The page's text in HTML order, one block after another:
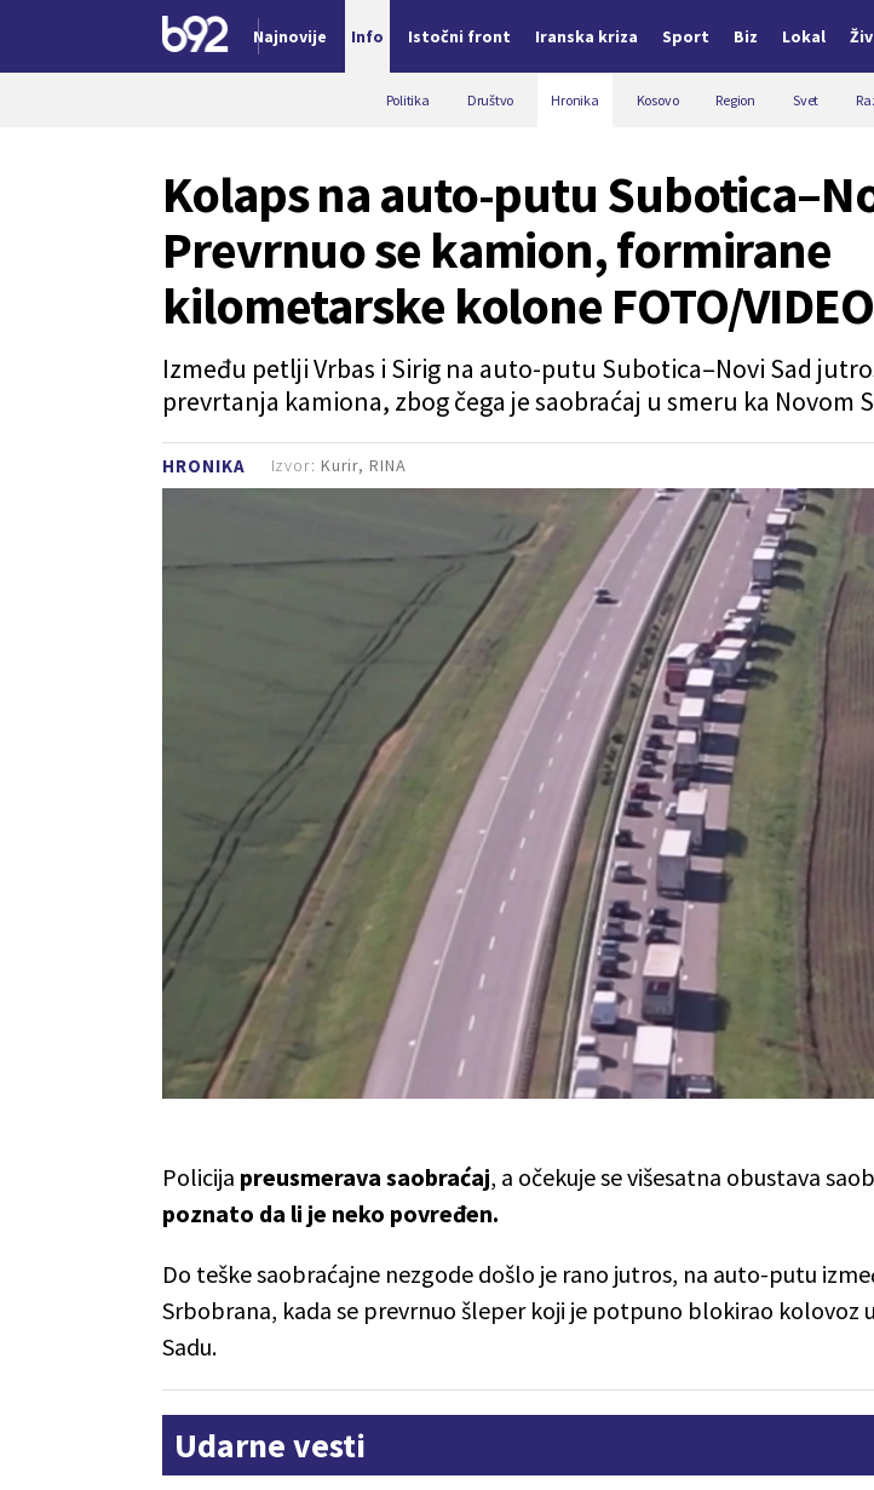
Najnovije Info Istočni front Iranska kriza Sport Biz Lokal
Politika Društvo Hronika Kosovo Region Svet
HRONIKA
Kolaps na auto-putu
Prevrnuo se kamion, formirane
kilometarske kolone FOTO/VIDEO
Između petlji Vrbas i Sirig na auto-putu Subotica–Novi Sad
prevrtanja kamiona, zbog čega je saobraćaj u smeru ka Novom
Izvor: Kurir, RINA
Policija preusmerava saobraćaj, a očekuje se višesatna obustava
poznato da li je neko povređen.
Do teške saobraćajne nezgode došlo je rano jutros, na auto-putu
Srbobrana, kada se prevrnuo šleper koji je potpuno blokirao kolovoz
Sadu.
Udarne vesti